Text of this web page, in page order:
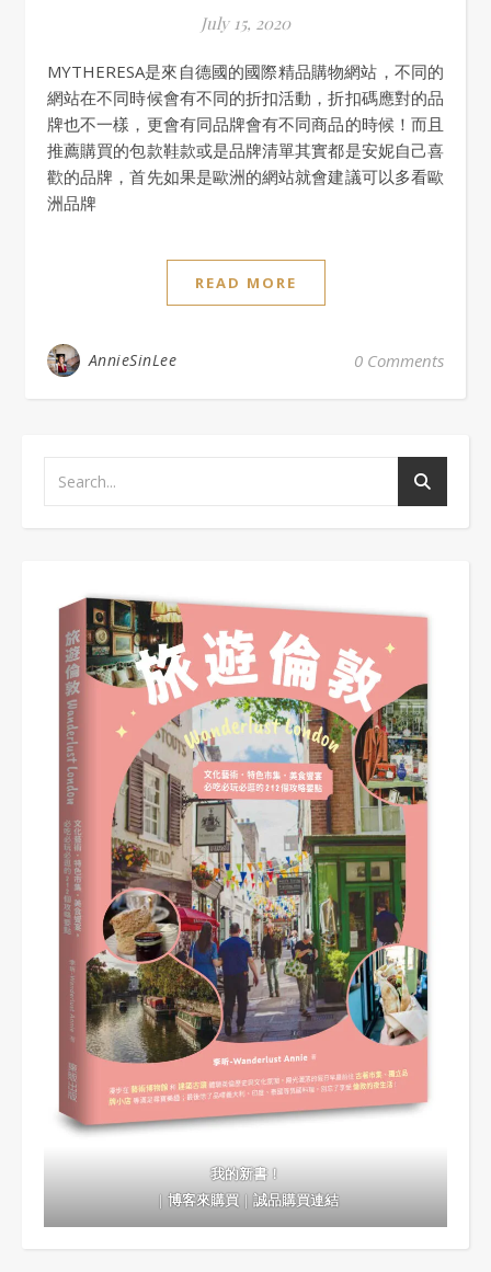
July 15, 2020
MYTHERESA是來自德國的國際精品購物網站，不同的
網站在不同時候會有不同的折扣活動，折扣碼應對的品
牌也不一樣，更會有同品牌會有不同商品的時候！而且
推薦購買的包款鞋款或是品牌清單其實都是安妮自己喜
歡的品牌，首先如果是歐洲的網站就會建議可以多看歐
洲品牌
READ MORE
AnnieSinLee 0 Comments
我的新書！
｜博客來購買｜誠品購買連結